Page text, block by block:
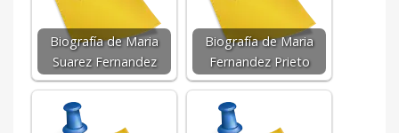
Biografía de Maria
Suarez Fernandez
Biografía de Maria
Fernandez Prieto